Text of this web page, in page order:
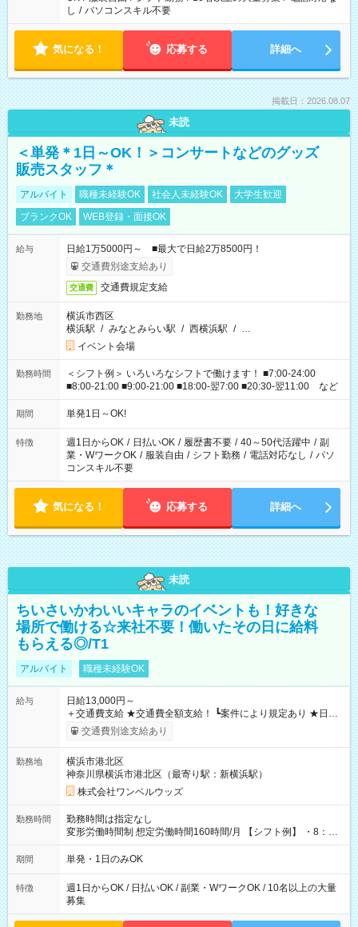
し / パソコンスキル不要
気になる！ 応募する 詳細へ
掲載日：2026.08.07
未読
＜単発＊1日～OK！＞コンサートなどのグッズ
販売スタッフ＊
アルバイト 職種未経験OK 社会人未経験OK
大学生歓迎
ブランクOK
WEB登録・面接OK
給与
日給1万5000円～ ■最大で日給2万8500円！
交通費別途支給あり
交通費 交通費規定支給
勤務地
横浜市西区
横浜駅 / みなとみらい駅 / 西横浜駅 / …
イベント会場
勤務時間
＜シフト例＞ いろいろなシフトで働けます！ ■7:00-24:00
■8:00-21:00 ■9:00-21:00 ■18:00-翌7:00 ■20:30-翌11:00 など
期間 単発1日～OK!
特徴 週1日からOK / 日払いOK / 履歴書不要 / 40～50代活躍中 / 副
業・WワークOK / 服装自由 / シフト勤務 / 電話対応なし / パソ
コンスキル不要
気になる！ 応募する 詳細へ
未読
ちいさいかわいいキャラのイベントも！好きな
場所で働ける☆来社不要！働いたその日に給料
もらえる◎/T1
アルバイト 職種未経験OK
給与
日給13,000円～
＋交通費支給 ★交通費全額支給！ ┗案件により規定あり ★日払
いOK！（規定あり） ┗働いたその日に現金GET♪ お仕事後はコ
ンビニATMから 日払い分を引き落とせます！ 【試用期間】試
交通費別途支給あり
勤務地
横浜市港北区
神奈川県横浜市港北区（最寄り駅：新横浜駅）
株式会社ワンベルウッズ
勤務時間
勤務時間は指定なし
変形労働時間制 想定労働時間160時間/月 【シフト例】 ・8：00
～21：00
期間 単発・1日のみOK
特徴
週1日からOK / 日払いOK / 副業・WワークOK / 10名以上の大量
募集